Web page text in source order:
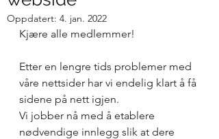
Oppdatert: 4. jan. 2022
Kjære alle medlemmer!
Etter en lengre tids problemer med
våre nettsider har vi endelig klart å få
sidene på nett igjen.
Vi jobber nå med å etablere
nødvendige innlegg slik at dere